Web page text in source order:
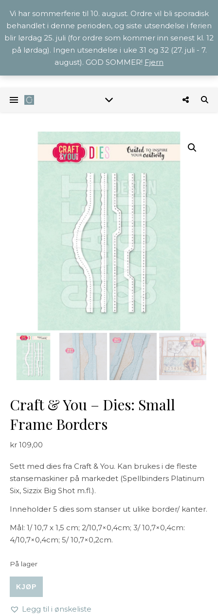
Craft & You – Dies: Small
Frame Borders
kr 109,00
Sett med dies fra Craft & You. Kan brukes i de fleste
stansemaskiner på markedet (Spellbinders Platinum
Six, Sizzix Big Shot m.fl.).
Inneholder 5 dies som stanser ut ulike border/ kanter.
Mål: 1/ 10,7 x 1,5 cm; 2/10,7×0,4cm; 3/ 10,7×0,4cm:
4/10,7×0,4cm; 5/ 10,7×0,2cm.
På lager
KJØP
Legg til i ønskeliste
Vi har sommerferie til 10. august. Ordre vil bli sporadisk
behandlet i denne perioden, og siste utsendelse i ferien
blir lørdag 25. juli (for ordre som kommer inn senest kl. 12
på lørdag). Ingen utsendelse i uke 31 og 32 (27. juli - 7.
august). GOD SOMMER! Fjern